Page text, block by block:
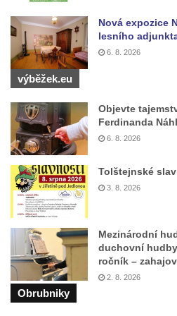
Zaniklý pískovcový lom pod
Panenská skála v údolí Samoty u
Radvance
Skála Hrbolec (Piklštejn) u
Skalní brána u Milštejna
Boreč
Raná
Lenešický Chlum
Luž
Jeskyně Wildbrethöhle
Kleiner Zschirnstein
Jeskyně na Slánské hoře ve
Čertovo kopyto u Jezdecké cesty
Tuhnicemi v Karlových Varech
Nová expozice
lesního
6. 8. 2026
výběžek.eu
Objevte
Ferdinanda
6. 8. 2026
Tolštejnské
3. 8. 2026
Mezinárodní
duchovní
ročník –
2. 8. 2026
Obrubniky